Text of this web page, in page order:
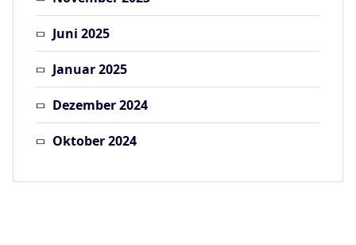
Juni 2025
Januar 2025
Dezember 2024
Oktober 2024